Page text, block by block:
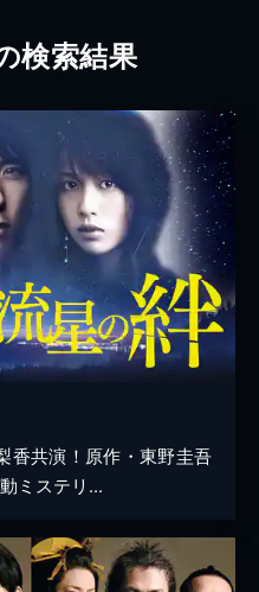
検索結果
香共演！原作・東野圭吾
ミステリ...